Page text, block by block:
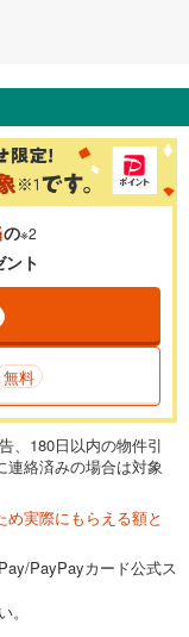
の※2
ント
無料
、180日以内の物件引
連絡済みの場合は対象
実際にもらえる額と
PayPayカード公式ス
。